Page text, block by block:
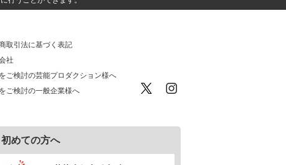
取引法に基づく表記
社
ご検討の芸能プロダクション様へ
ご検討の一般企業様へ
初めての方へ